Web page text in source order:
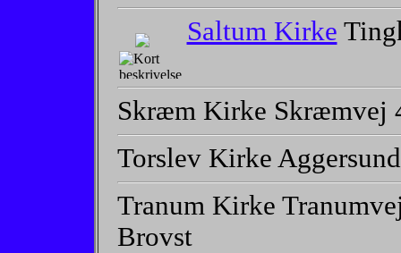
Saltum Kirke
Skræm Kirke Skræmvej
Torslev Kirke
Tranum Kirke
Brovst